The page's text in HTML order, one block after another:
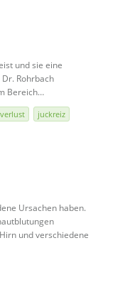
und sie eine
Rohrbach
Bereich…
juckreiz
Ursachen haben.
und verschiedene